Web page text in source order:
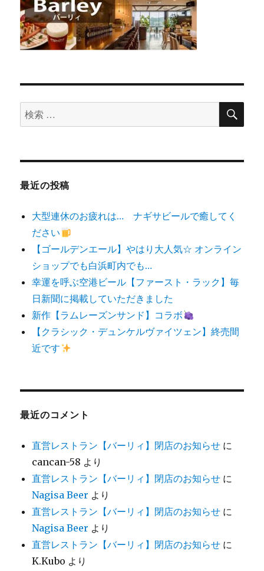
検
索
象:
検
最近の投稿
大型連休のお疲れは… ナギサビールで癒してく
ださい
【ゴールデンエール】やはり大人気☆ オンライン
ショップでも白浜町内でも…
幸運を呼ぶ空港ビール【ファースト・ラック】毎
日新聞に掲載していただきました
新作【ラムレーズンサンド】コラボ
【クラシック・デュンケルヴァイツェン】終売間
近です
最近のコメント
直営レストラン【バーリィ】閉店のお知らせ に
cancan-58 より
直営レストラン【バーリィ】閉店のお知らせ に
Nagisa Beer より
直営レストラン【バーリィ】閉店のお知らせ に
Nagisa Beer より
直営レストラン【バーリィ】閉店のお知らせ に
K.Kubo より